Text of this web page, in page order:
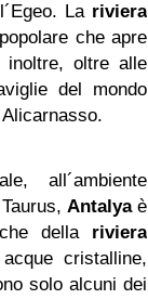
La riviera
che apre
oltre alle
del mondo
all´ambiente
Antalyaè
della riviera
cristalline,
solo alcuni dei